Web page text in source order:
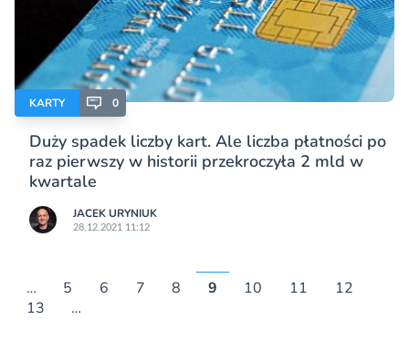
KARTY 0
Duży spadek liczby kart. Ale liczba płatności po
raz pierwszy w historii przekroczyła 2 mld w
kwartale
JACEK URYNIUK
28.12.2021 11:12
… 5 6 7 8 9 10 11
12
13
…